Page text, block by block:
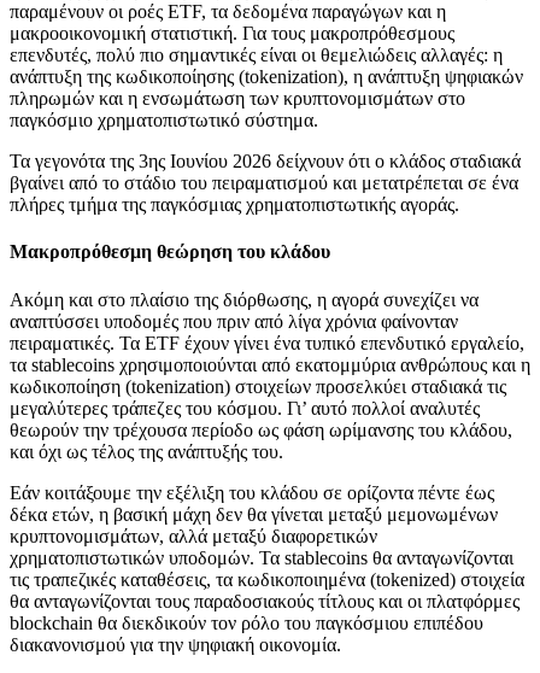
παραμένουν οι ροές ETF, τα δεδομένα παραγώγων και η
μακροοικονομική στατιστική. Για τους μακροπρόθεσμους
επενδυτές, πολύ πιο σημαντικές είναι οι θεμελιώδεις αλλαγές: η
ανάπτυξη της κωδικοποίησης (tokenization), η ανάπτυξη ψηφιακών
πληρωμών και η ενσωμάτωση των κρυπτονομισμάτων στο
παγκόσμιο χρηματοπιστωτικό σύστημα.
Τα γεγονότα της 3ης Ιουνίου 2026 δείχνουν ότι ο κλάδος σταδιακά
βγαίνει από το στάδιο του πειραματισμού και μετατρέπεται σε ένα
πλήρες τμήμα της παγκόσμιας χρηματοπιστωτικής αγοράς.
Μακροπρόθεσμη θεώρηση του κλάδου
Ακόμη και στο πλαίσιο της διόρθωσης, η αγορά συνεχίζει να
αναπτύσσει υποδομές που πριν από λίγα χρόνια φαίνονταν
πειραματικές. Τα ETF έχουν γίνει ένα τυπικό επενδυτικό εργαλείο,
τα stablecoins χρησιμοποιούνται από εκατομμύρια ανθρώπους και η
κωδικοποίηση (tokenization) στοιχείων προσελκύει σταδιακά τις
μεγαλύτερες τράπεζες του κόσμου. Γι’ αυτό πολλοί αναλυτές
θεωρούν την τρέχουσα περίοδο ως φάση ωρίμανσης του κλάδου,
και όχι ως τέλος της ανάπτυξής του.
Εάν κοιτάξουμε την εξέλιξη του κλάδου σε ορίζοντα πέντε έως
δέκα ετών, η βασική μάχη δεν θα γίνεται μεταξύ μεμονωμένων
κρυπτονομισμάτων, αλλά μεταξύ διαφορετικών
χρηματοπιστωτικών υποδομών. Τα stablecoins θα ανταγωνίζονται
τις τραπεζικές καταθέσεις, τα κωδικοποιημένα (tokenized) στοιχεία
θα ανταγωνίζονται τους παραδοσιακούς τίτλους και οι πλατφόρμες
blockchain θα διεκδικούν τον ρόλο του παγκόσμιου επιπέδου
διακανονισμού για την ψηφιακή οικονομία.